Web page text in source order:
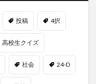
投稿 4択
高校生クイズ
社会 24-D